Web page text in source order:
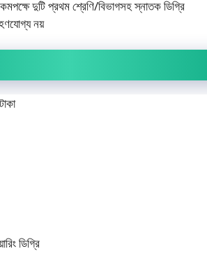
দুটি প্রথম শ্রেণি/বিভাগসহ স্নাতক ডিগ্রি
নয়
ডিগ্রি